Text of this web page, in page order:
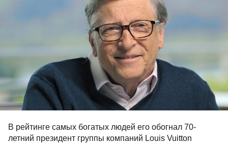
В рейтинге самых богатых людей его обогнал 70-
летний президент группы компаний Louis Vuitton